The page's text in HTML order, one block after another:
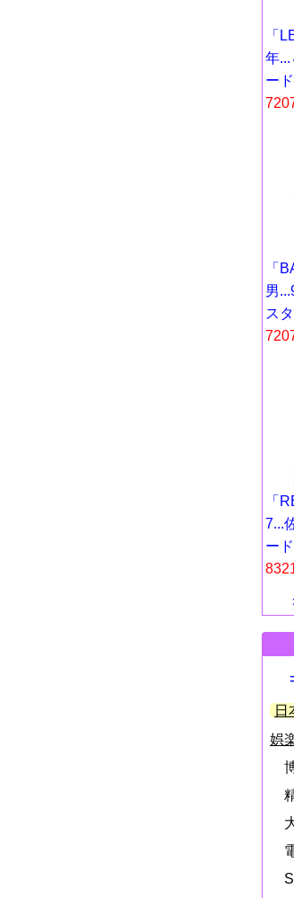
「
年...
ー
「
男
ス
「
7...
ー
日
娯